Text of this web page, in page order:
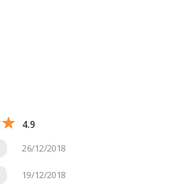
4.9
26/12/2018
19/12/2018